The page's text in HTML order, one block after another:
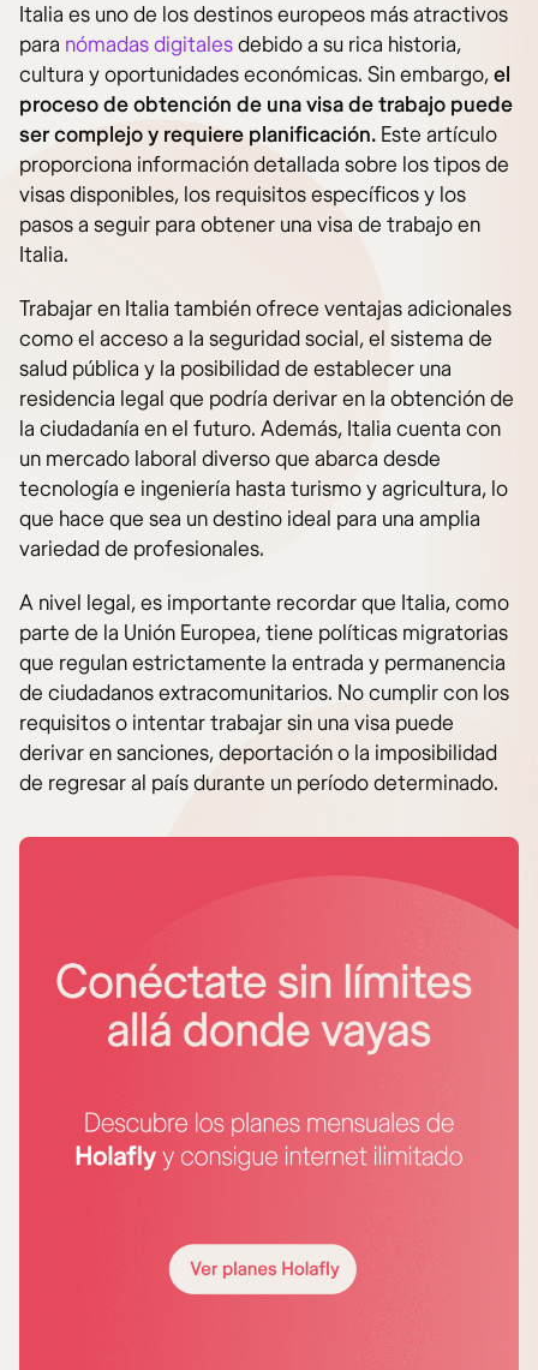
Italia es uno de los destinos europeos más atractivos
para nómadas digitalesdebido a su rica historia,
cultura y oportunidades económicas. Sin embargo,el
proceso de obtención de una visa de trabajo puede
ser complejo y requiere planificación. Este artículo
proporciona información detallada sobre los tipos de
visas disponibles, los requisitos específicos y los
pasos a seguir para obtener una visa de trabajo en
Italia.
Trabajar en Italia también ofrece ventajas adicionales
como el acceso a la seguridad social, el sistema de
salud pública y la posibilidad de establecer una
residencia legal que podría derivar en la obtención de
la ciudadanía en el futuro. Además, Italia cuenta con
un mercado laboral diverso que abarca desde
tecnología e ingeniería hasta turismo y agricultura, lo
que hace que sea un destino ideal para una amplia
variedad de profesionales.
A nivel legal, es importante recordar que Italia, como
parte de la Unión Europea, tiene políticas migratorias
que regulan estrictamente la entrada y permanencia
de ciudadanos extracomunitarios. No cumplir con los
requisitos o intentar trabajar sin una visa puede
derivar en sanciones, deportación o la imposibilidad
de regresar al país durante un período determinado.